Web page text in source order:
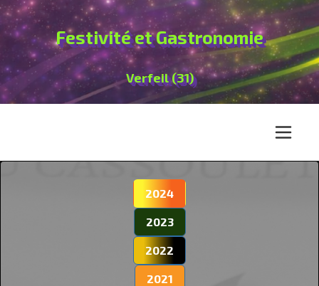
Festivité et Gastronomie
Verfeil (31)
2024
2023
2022
2021